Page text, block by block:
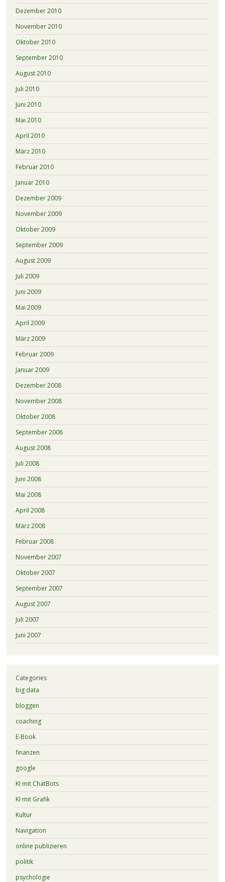
Dezember 2010
November 2010
Oktober 2010
September 2010
August 2010
Juli 2010
Juni 2010
Mai 2010
April 2010
März 2010
Februar 2010
Januar 2010
Dezember 2009
November 2009
Oktober 2009
September 2009
August 2009
Juli 2009
Juni 2009
Mai 2009
April 2009
März 2009
Februar 2009
Januar 2009
Dezember 2008
November 2008
Oktober 2008
September 2008
August 2008
Juli 2008
Juni 2008
Mai 2008
April 2008
März 2008
Februar 2008
November 2007
Oktober 2007
September 2007
August 2007
Juli 2007
Juni 2007
Categories
big data
bloggen
coaching
E-Book
finanzen
google
KI mit ChatBots
KI mit Grafik
Kultur
Navigation
online publizieren
politik
psychologie